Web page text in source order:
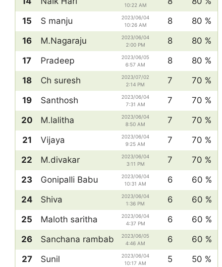
10:22 AM
15
S manju
2023/06/04
10:26 AM
8
80 %
16
M.Nagaraju
2023/06/04
2:00 PM
8
80 %
17
Pradeep
2023/06/05
6:57 AM
8
80 %
18
Ch suresh
2023/07/02
2:14 PM
7
70 %
19
Santhosh
2023/06/04
7:31 AM
7
70 %
20
M.lalitha
2023/06/04
8:50 AM
7
70 %
21
Vijaya
2023/06/04
9:25 AM
7
70 %
22
M.divakar
2023/06/04
3:11 PM
7
70 %
23
Gonipalli Babu
2023/06/04
10:31 AM
6
60 %
24
Shiva
2023/06/04
1:36 PM
6
60 %
25
Maloth saritha
2023/06/04
4:37 PM
6
60 %
26
Sanchana rambab
2023/06/05
4:46 AM
6
60 %
27
Sunil
2023/06/04
10:17 AM
5 50 %